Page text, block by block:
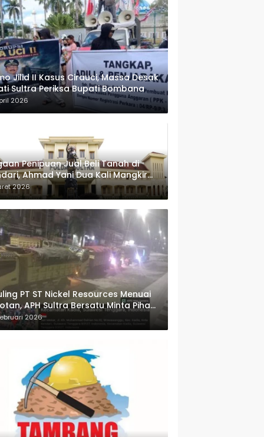
Jilid II Kasus Cirauci, Massa Desak
Sultra Periksa Bupati Bombana
2026
Penipuan Jual Beli Tanah di
Ahmad Yani Dua Kali Mangkir
Panggilan Polda Sultra
2026
PT ST Nickel Resources Menuai
APH Sultra Bersatu Minta Pihak
Bertindak
2026